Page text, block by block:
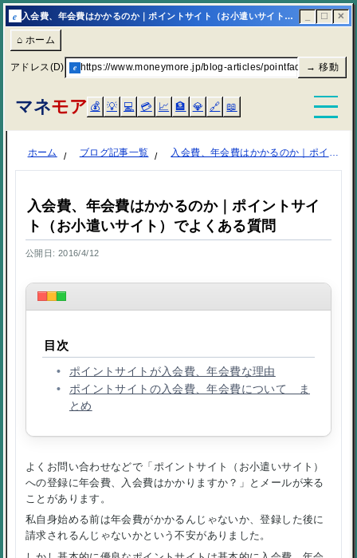
e 入会費、年会費はかかるのか｜ポイントサイト（お小遣いサイト）でよくある質問 | マネモア ☐ ✕
⌂ ホーム
アドレス(D) e https://www.moneymore.jp/blog-articles/pointfaq-nenkaihi/
→ 移動
マネモア 💰 💡 💻 💳 📈 🏦 💎 🔗 📖
ホーム ブログ記事一覧 入会費、年会費はかかるのか｜ポイントサイト（お小遣いサイト）でよくある質問
入会費、年会費はかかるのか｜ポイントサイ
ト（お小遣いサイト）でよくある質問
公開日: 2016/4/12
目次
ポイントサイトが入会費、年会費な理由
ポイントサイトの入会費、年会費について ま
とめ
よくお問い合わせなどで 「ポイントサイト（お小遣いサイト）
への登録に年会費、入会費はかかりますか？」 とメールが来る
ことがあります。
私自身始める前は年会費がかかるんじゃないか、登録した後に
請求されるんじゃないかという不安がありました。